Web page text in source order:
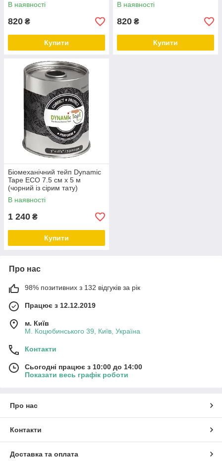
В наявності
820 ₴
Купити
В наявності
820 ₴
Купити
Біомеханічний тейп Dynamic
Tape ECO 7.5 см х 5 м
(чорний із сірим тату)
В наявності
1 240 ₴
Купити
Про нас
98% позитивних з 132 відгуків за рік
Працює з 12.12.2019
м. Київ
М. Коцюбинського 39, Київ, Україна
Контакти
Сьогодні працює з 10:00 до 14:00
Показати весь графік роботи
Про нас
Контакти
Доставка та оплата